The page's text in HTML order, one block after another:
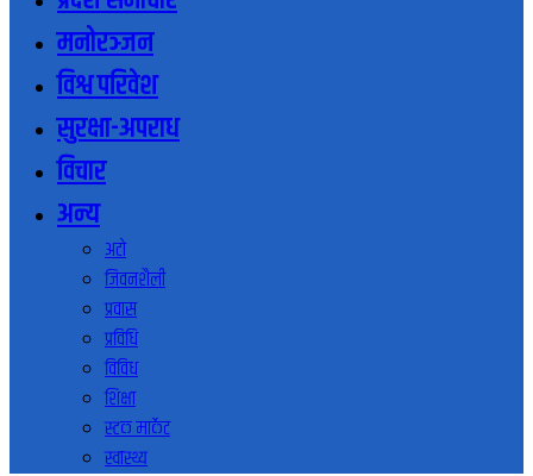
मनोरञ्जन
विश्व परिवेश
सुरक्षा-अपराध
विचार
अन्य
अटो
जिवनशैली
प्रवास
प्रविधि
विविध
शिक्षा
स्टक मार्केट
स्वास्थ्य